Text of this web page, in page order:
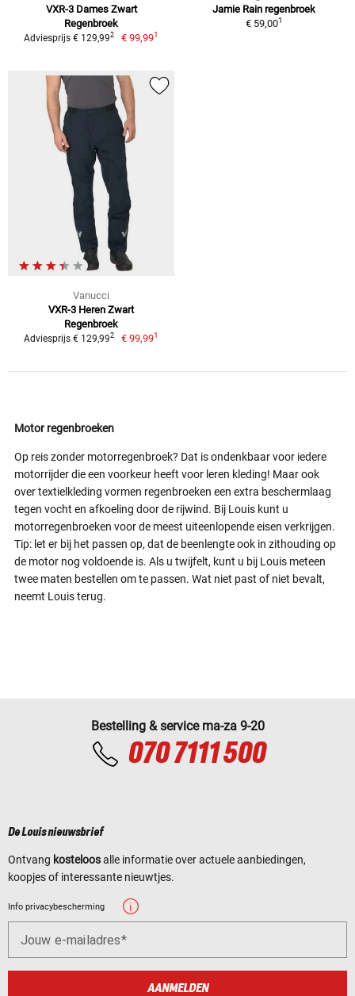
VXR-3 Dames Zwart
Regenbroek
Adviesprijs € 129,992 € 99,991
Jamie Rain regenbroek
€ 59,001
Vanucci
VXR-3 Heren Zwart
Regenbroek
Adviesprijs € 129,992 € 99,991
Motor regenbroeken
Op reis zonder motorregenbroek? Dat is ondenkbaar voor iedere
motorrijder die een voorkeur heeft voor leren kleding! Maar ook
over textielkleding vormen regenbroeken een extra beschermlaag
tegen vocht en afkoeling door de rijwind. Bij Louis kunt u
motorregenbroeken voor de meest uiteenlopende eisen verkrijgen.
Tip: let er bij het passen op, dat de beenlengte ook in zithouding op
de motor nog voldoende is. Als u twijfelt, kunt u bij Louis meteen
twee maten bestellen om te passen. Wat niet past of niet bevalt,
neemt Louis terug.
Bestelling & service ma-za 9-20
070 7111 500
De Louis nieuwsbrief
Ontvang kosteloosalle informatie over actuele aanbiedingen,
koopjes of interessante nieuwtjes.
Info privacybescherming
Jouw e-mailadres
AANMELDEN